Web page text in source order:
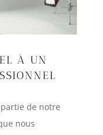
À UN
de notre
nous